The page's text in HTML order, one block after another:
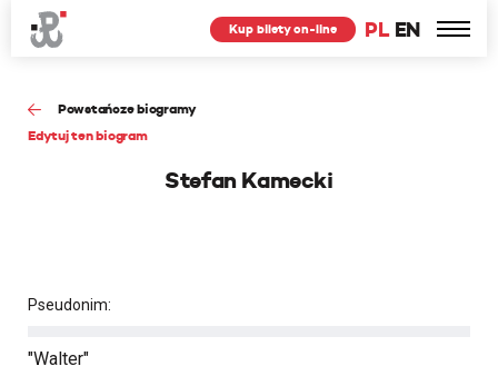
PL EN
Kup bilety on-line
Powstańcze biogramy
Edytuj ten biogram
Stefan Kamecki
Pseudonim:
"Walter"